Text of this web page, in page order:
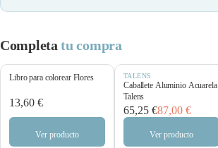
Completa tu compra
Libro para colorear Flores
13,60 €
Ver producto
TALENS
Caballete Aluminio Acuarela
Talens
65,25 €87,00 €
Ver producto